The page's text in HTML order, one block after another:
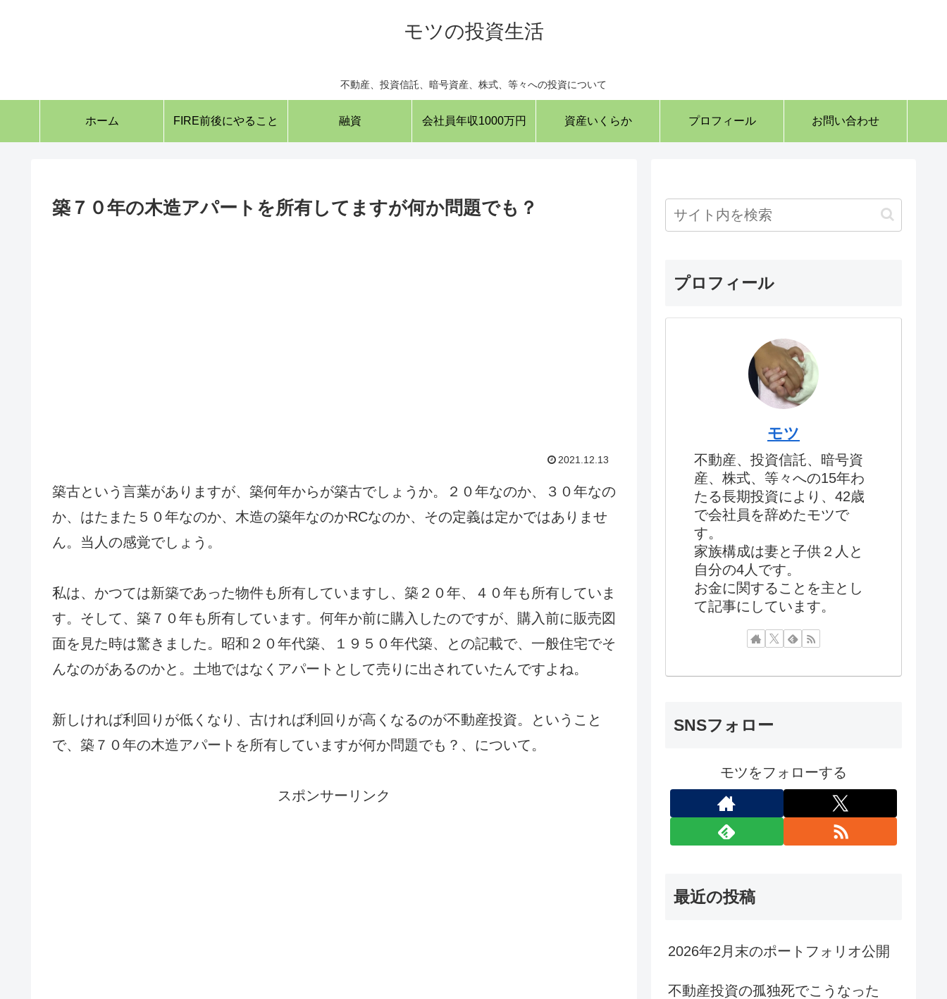
モツの投資生活
不動産、投資信託、暗号資産、株式、等々への投資について
ホーム FIRE前後にやること 融資 会社員年収1000万円 資産いくらか プロフィール お問い合わせ
築７０年の木造アパートを所有してますが何か問題でも？
2021.12.13
築古という言葉がありますが、築何年からが築古でしょうか。２０年なのか、３０年なの
か、はたまた５０年なのか、木造の築年なのかRCなのか、その定義は定かではありませ
ん。当人の感覚でしょう。
私は、かつては新築であった物件も所有していますし、築２０年、４０年も所有していま
す。そして、築７０年も所有しています。何年か前に購入したのですが、購入前に販売図
面を見た時は驚きました。昭和２０年代築、１９５０年代築、との記載で、一般住宅でそ
んなのがあるのかと。土地ではなくアパートとして売りに出されていたんですよね。
新しければ利回りが低くなり、古ければ利回りが高くなるのが不動産投資。ということ
で、築７０年の木造アパートを所有していますが何か問題でも？、について。
スポンサーリンク
プロフィール
モツ
不動産、投資信託、暗号資
産、株式、等々への15年わ
たる長期投資により、42歳
で会社員を辞めたモツで
す。
家族構成は妻と子供２人と
自分の4人です。
お金に関することを主とし
て記事にしています。
SNSフォロー
モツをフォローする
最近の投稿
2026年2月末のポートフォリオ公開
不動産投資の孤独死でこうなった